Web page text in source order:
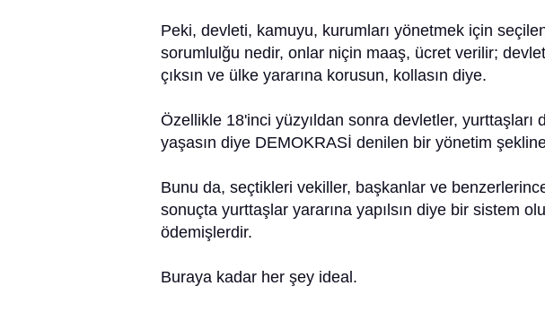
Peki, devleti, kamuyu, kurumları yönetmek için
sorumlulğu nedir, onlar niçin maaş, ücret verilir;
çıksın ve ülke yararına korusun, kollasın diye.
Özellikle 18'inci yüzyıldan sonra devletler, yurttaşları
yaşasın diye DEMOKRASİ denilen bir yönetim şekline
Bunu da, seçtikleri vekiller, başkanlar ve
sonuçta yurttaşlar yararına yapılsın diye bir sistem
ödemişlerdir.
Buraya kadar her şey ideal.